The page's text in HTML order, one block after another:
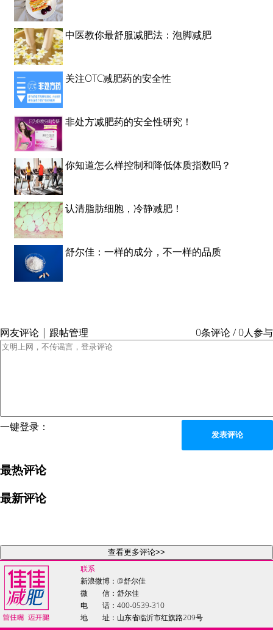
中医教你最舒服减肥法：泡脚减肥
关注OTC减肥药的安全性
非处方减肥药的安全性研究！
你知道怎么样控制和降低体质指数吗？
认清脂肪细胞，冷静减肥！
舒尔佳：一样的成分，不一样的品质
网友评论 | 跟帖管理 0条评论 / 0人参与
一键登录：
发表评论
最热评论
最新评论
查看更多评论>>
联系
新浪微博： @舒尔佳
微 信：舒尔佳
电 话：400-0539-310
地 址：山东省临沂市红旗路209号